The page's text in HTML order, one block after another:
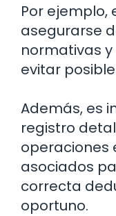
Por
asegurarse
normativas
evitar
Además, es
registro
operaciones
asociados
correcta
oportuno.